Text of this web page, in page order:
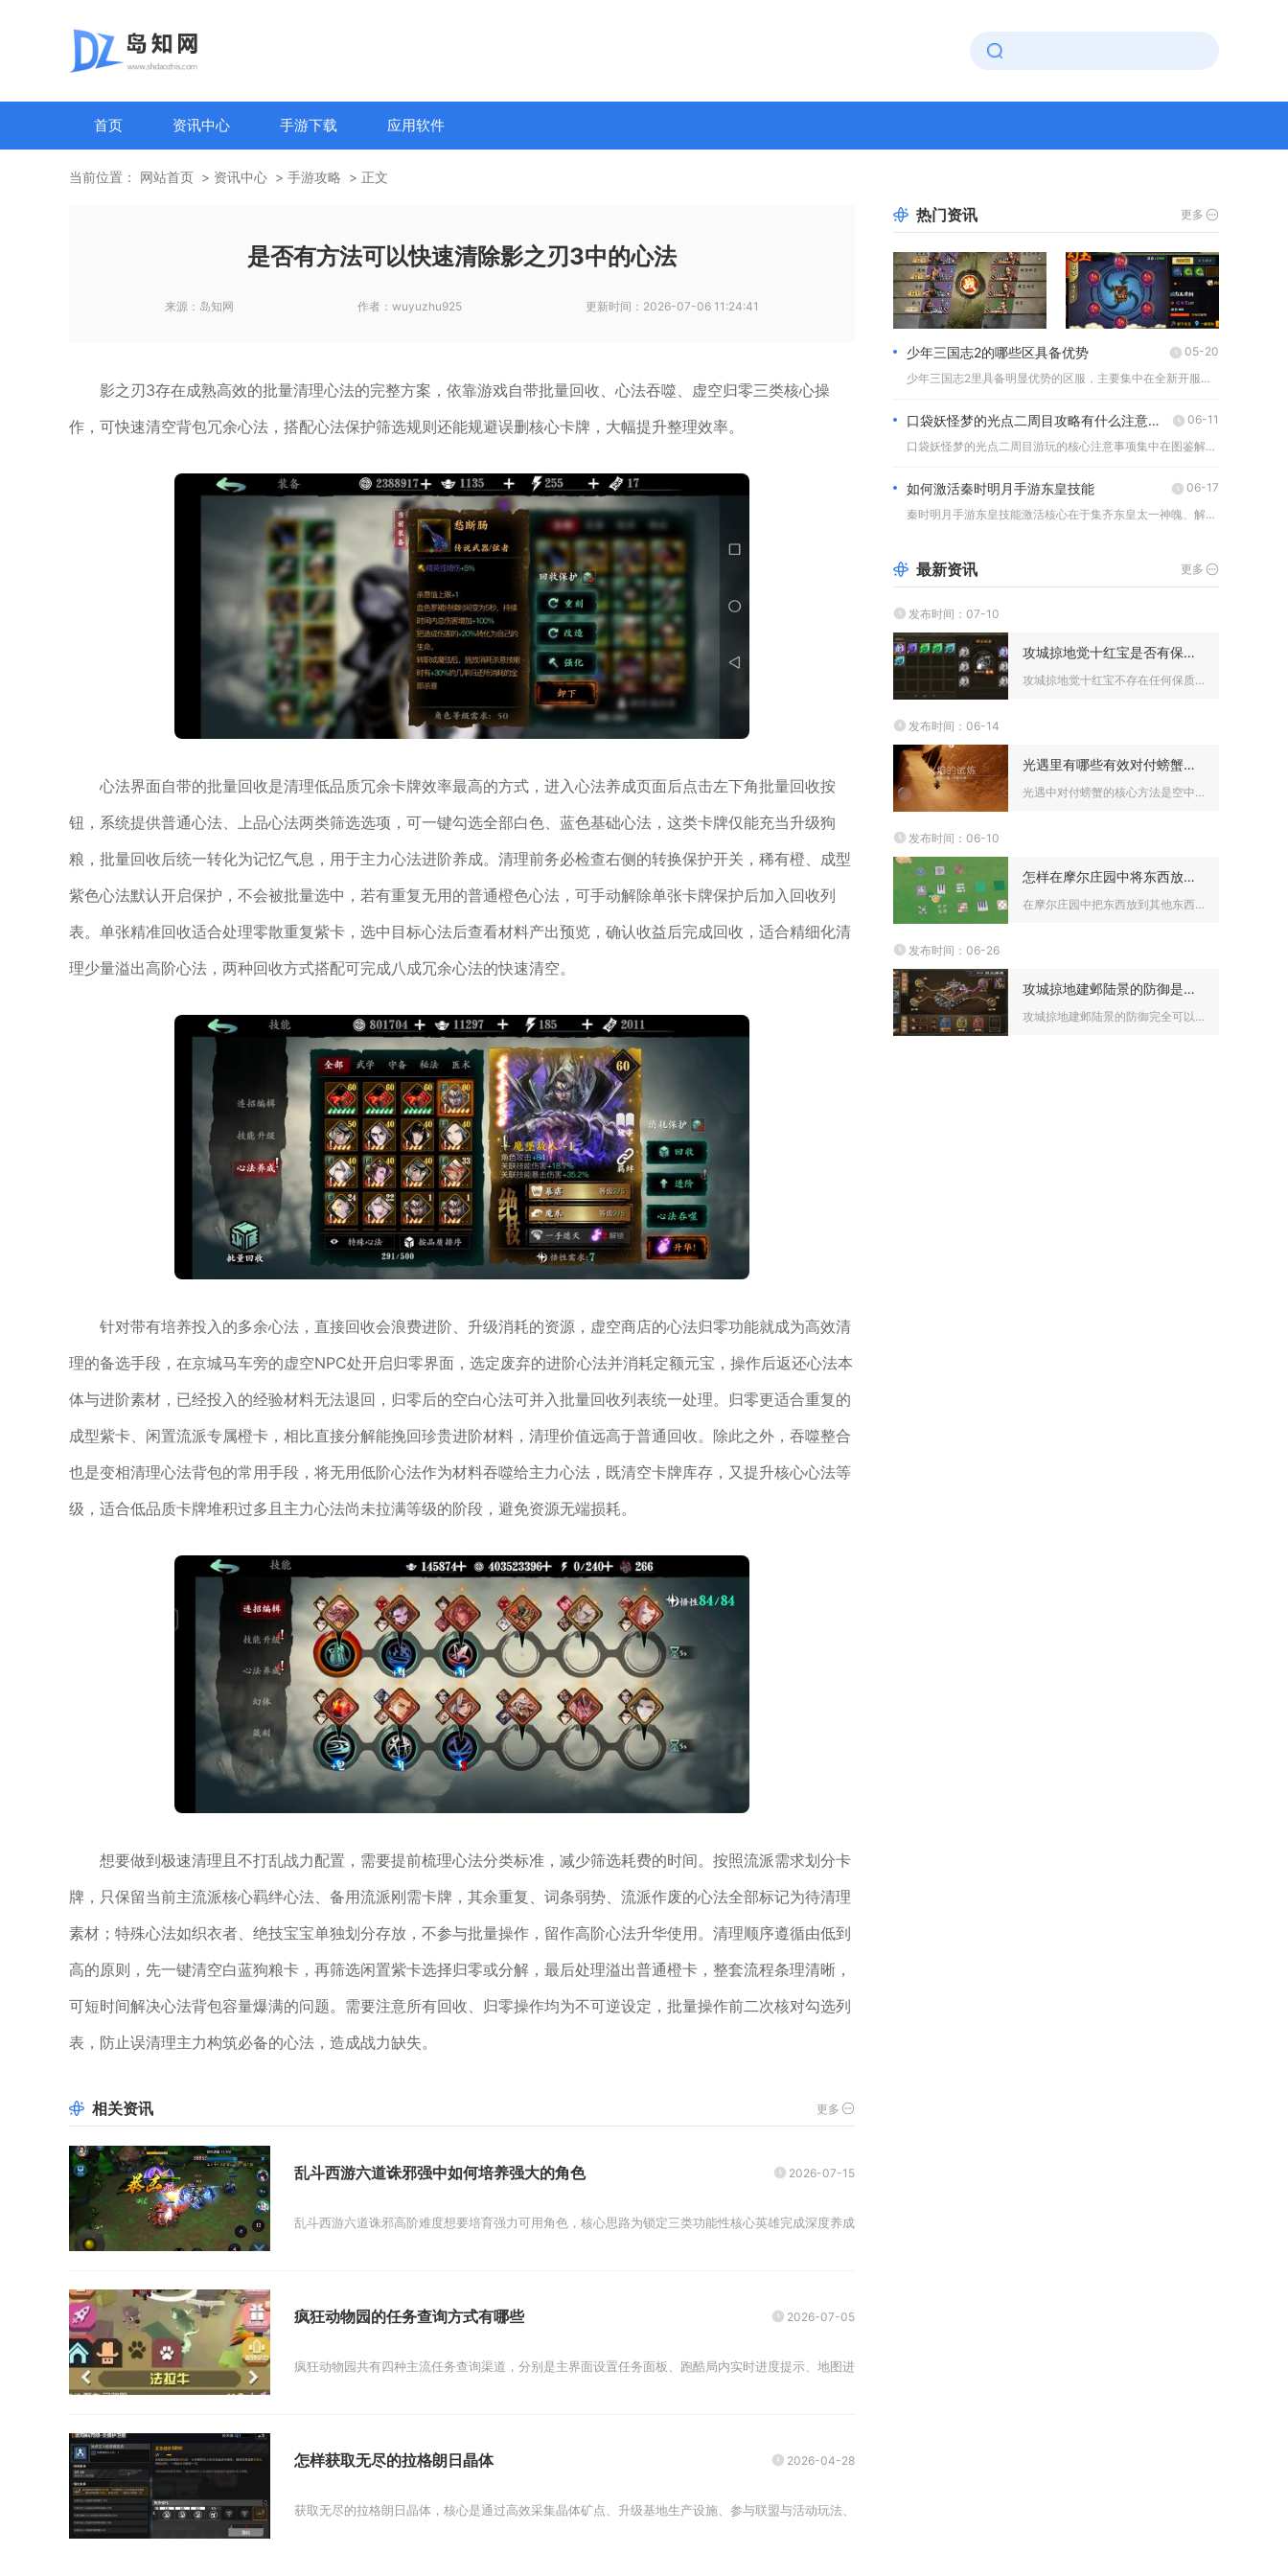
首页 资讯中心 手游下载 应用软件
当前位置： 网站首页 资讯中心 手游攻略 正文
是否有方法可以快速清除影之刃3中的心法
来源： 岛知网 作者： wuyuzhu925 更新时间： 2026-07-06 11:24:41
影之刃3存在成熟高效的批量清理心法的完整方案，依靠游戏自带批量回收、心法吞噬、虚空归零三类核心操
作，可快速清空背包冗余心法，搭配心法保护筛选规则还能规避误删核心卡牌，大幅提升整理效率。
心法界面自带的批量回收是清理低品质冗余卡牌效率最高的方式，进入心法养成页面后点击左下角批量回收按
钮，系统提供普通心法、上品心法两类筛选选项，可一键勾选全部白色、蓝色基础心法，这类卡牌仅能充当升级狗
粮，批量回收后统一转化为记忆气息，用于主力心法进阶养成。清理前务必检查右侧的转换保护开关，稀有橙、成型
紫色心法默认开启保护，不会被批量选中，若有重复无用的普通橙色心法，可手动解除单张卡牌保护后加入回收列
表。单张精准回收适合处理零散重复紫卡，选中目标心法后查看材料产出预览，确认收益后完成回收，适合精细化清
理少量溢出高阶心法，两种回收方式搭配可完成八成冗余心法的快速清空。
针对带有培养投入的多余心法，直接回收会浪费进阶、升级消耗的资源，虚空商店的心法归零功能就成为高效清
理的备选手段，在京城马车旁的虚空NPC处开启归零界面，选定废弃的进阶心法并消耗定额元宝，操作后返还心法本
体与进阶素材，已经投入的经验材料无法退回，归零后的空白心法可并入批量回收列表统一处理。归零更适合重复的
成型紫卡、闲置流派专属橙卡，相比直接分解能挽回珍贵进阶材料，清理价值远高于普通回收。除此之外，吞噬整合
也是变相清理心法背包的常用手段，将无用低阶心法作为材料吞噬给主力心法，既清空卡牌库存，又提升核心心法等
级，适合低品质卡牌堆积过多且主力心法尚未拉满等级的阶段，避免资源无端损耗。
想要做到极速清理且不打乱战力配置，需要提前梳理心法分类标准，减少筛选耗费的时间。按照流派需求划分卡
牌，只保留当前主流派核心羁绊心法、备用流派刚需卡牌，其余重复、词条弱势、流派作废的心法全部标记为待清理
素材；特殊心法如织衣者、绝技宝宝单独划分存放，不参与批量操作，留作高阶心法升华使用。清理顺序遵循由低到
高的原则，先一键清空白蓝狗粮卡，再筛选闲置紫卡选择归零或分解，最后处理溢出普通橙卡，整套流程条理清晰，
可短时间解决心法背包容量爆满的问题。需要注意所有回收、归零操作均为不可逆设定，批量操作前二次核对勾选列
表，防止误清理主力构筑必备的心法，造成战力缺失。
相关资讯 更多
乱斗西游六道诛邪强中如何培养强大的角色 2026-07-15
乱斗西游六道诛邪高阶难度想要培育强力可用角色，核心思路为锁定三类功能性核心英雄完成深度养成，搭配针对性装备、经文与元神天...
疯狂动物园的任务查询方式有哪些 2026-07-05
疯狂动物园共有四种主流任务查询渠道，分别是主界面设置任务面板、跑酷局内实时进度提示、地图进度总览界面、BOSS挑战专属弹...
怎样获取无尽的拉格朗日晶体 2026-04-28
获取无尽的拉格朗日晶体，核心是通过高效采集晶体矿点、升级基地生产设施、参与联盟与活动玩法、完成各类任务及控制资源点，多渠...
热门资讯 更多
少年三国志2的哪些区具备优势
05-20
少年三国志2里具备明显优势的区服，主要集中在全新开服不久的官...
口袋妖怪梦的光点二周目攻略有什么注意事项
06-11
口袋妖怪梦的光点二周目游玩的核心注意事项集中在图鉴解锁顺序、...
如何激活秦时明月手游东皇技能
06-17
秦时明月手游东皇技能激活核心在于集齐东皇太一神魄、解锁蓬莱仙...
最新资讯 更多
发布时间：07-10
攻城掠地觉十红宝是否有保质期限制
攻城掠地觉十红宝不存在任何保质期限制，锻造完成后的永久红宝不...
发布时间：06-14
光遇里有哪些有效对付螃蟹的方法
光遇中对付螃蟹的核心方法是空中大叫、地面精准掀翻、地形规避、...
发布时间：06-10
怎样在摩尔庄园中将东西放置到其他东西上
在摩尔庄园中把东西放到其他东西上，核心是利用支撑-替换-微调...
发布时间：06-26
攻城掠地建邺陆景的防御是否可以被攻破
攻城掠地建邺陆景的防御完全可以被攻破，只要掌握正确的武将搭配...